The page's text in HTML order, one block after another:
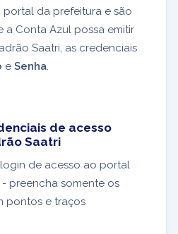
da prefeitura e são
a Conta Azul possa emitir
Saatri, as credenciais
e Senha.
de acesso
Saatri
login de acesso ao portal
preencha somente os
pontos e traços